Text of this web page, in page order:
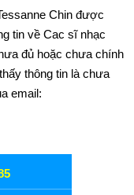
Chin được
tin về Cac sĩ nhạc
đủ hoặc chưa chính
thông tin là chưa
email: